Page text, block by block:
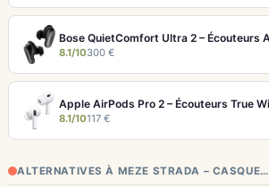
8.1/10300 €
8.1/10117 €
ALTERNATIVES À MEZE STRADA – CASQUE…